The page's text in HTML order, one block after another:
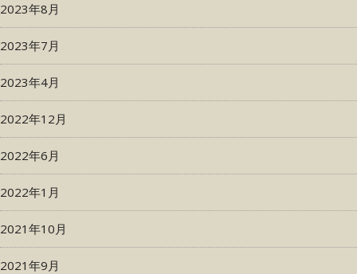
2023年8月
2023年7月
2023年4月
2022年12月
2022年6月
2022年1月
2021年10月
2021年9月